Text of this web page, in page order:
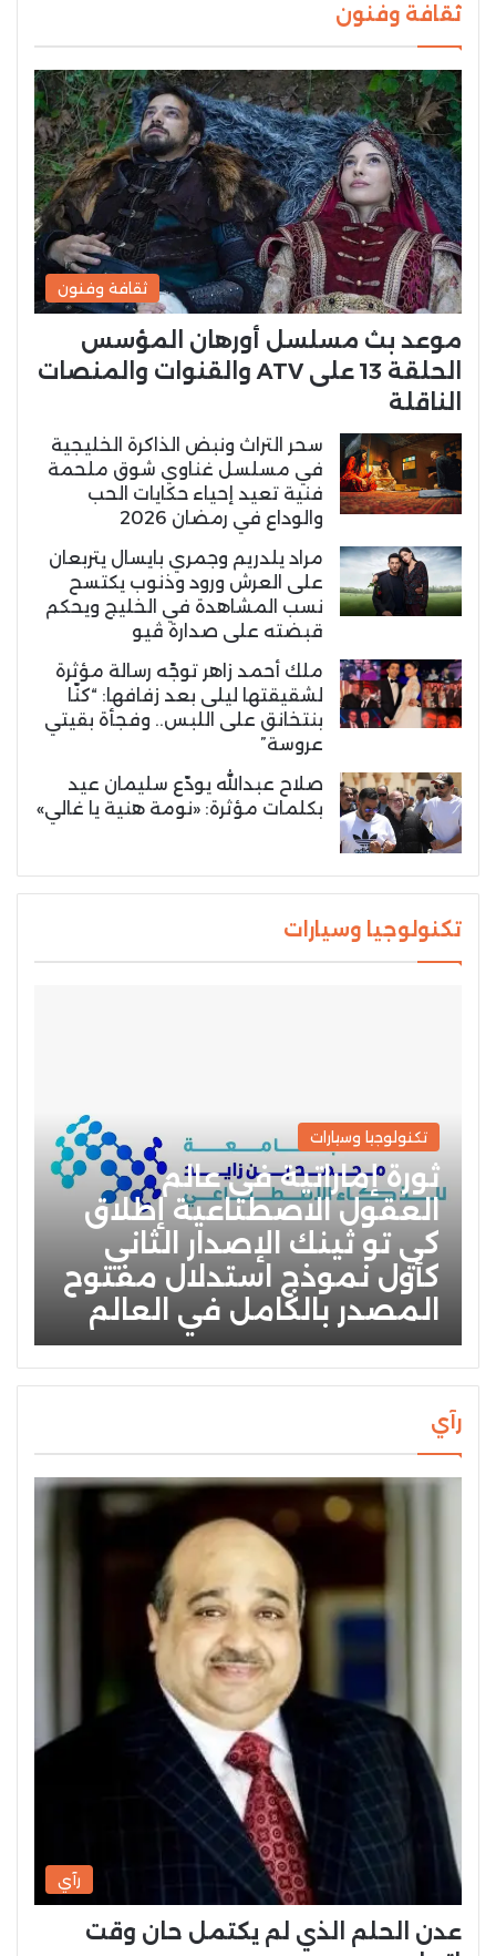
ثقافة وفنون
ثقافة وفنون
موعد بث مسلسل أورهان المؤسس
الحلقة 13 على ATV والقنوات والمنصات
الناقلة
سحر التراث ونبض الذاكرة الخليجية
في مسلسل غناوي شوق ملحمة
فنية تعيد إحياء حكايات الحب
والوداع في رمضان 2026
مراد يلدريم وجمري بايسال يتربعان
على العرش ورود وذنوب يكتسح
نسب المشاهدة في الخليج ويحكم
قبضته على صدارة ڤيو
ملك أحمد زاهر توجّه رسالة مؤثرة
لشقيقتها ليلى بعد زفافها: “كنّا
بنتخانق على اللبس.. وفجأة بقيتي
عروسة”
صلاح عبدالله يودّع سليمان عيد
بكلمات مؤثرة: «نومة هنية يا غالي»
تكنولوجيا وسيارات
تكنولوجيا وسيارات
ثورة إماراتية في عالم
العقول الاصطناعية إطلاق
كي تو ثينك الإصدار الثاني
كأول نموذج استدلال مفتوح
المصدر بالكامل في العالم
رآي
رآي
عدن الحلم الذي لم يكتمل حان وقت